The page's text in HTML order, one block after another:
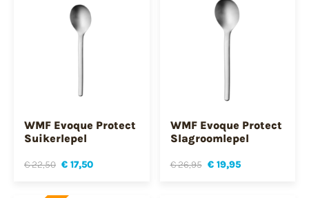
WMF Evoque Protect
Suikerlepel
€ 22,50 € 17,50
WMF Evoque Protect
Slagroomlepel
€ 26,95 € 19,95